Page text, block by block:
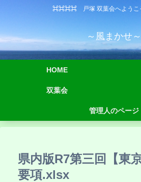
⌘⌘⌘⌘ 戸塚 双葉会へよ
～風まかせ～
HOME
双葉会
管理人のページ
県内版R7第三回【東
要項.xlsx